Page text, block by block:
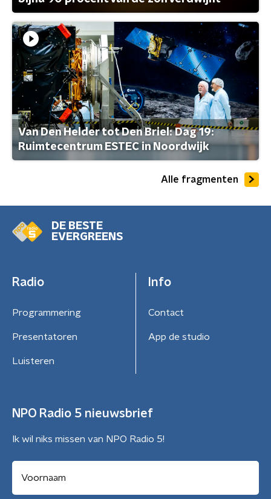
Van Den Helder tot Den Briel: Dag 19:
Ruimtecentrum ESTEC in Noordwijk
Alle fragmenten
DE BESTE
EVERGREENS
Radio
Programmering
Presentatoren
Luisteren
Info
Contact
App de studio
NPO Radio 5 nieuwsbrief
Ik wil niks missen van NPO Radio 5!